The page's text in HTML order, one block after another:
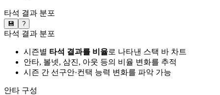
타석 결과 분포
💾 ?
타석 결과 분포
시즌별 타석 결과를 비율로 나타낸 스택 바 차트
안타, 볼넷, 삼진, 아웃 등의 비율 변화를 추적
시즌 간 선구안·컨택 능력 변화를 파악 가능
안타 구성